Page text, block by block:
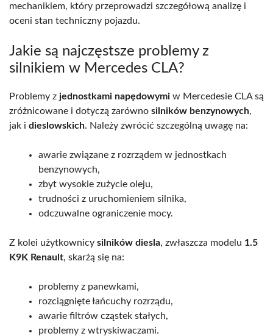
mechanikiem, który przeprowadzi szczegółową analizę i
oceni stan techniczny pojazdu.
Jakie są najczęstsze problemy z
silnikiem w Mercedes CLA?
Problemy z jednostkami napędowymi w Mercedesie CLA są
zróżnicowane i dotyczą zarówno silników benzynowych,
jak i dieslowskich. Należy zwrócić szczególną uwagę na:
awarie związane z rozrządem w jednostkach
benzynowych,
zbyt wysokie zużycie oleju,
trudności z uruchomieniem silnika,
odczuwalne ograniczenie mocy.
Z kolei użytkownicy silników diesla, zwłaszcza modelu 1.5
K9K Renault, skarżą się na:
problemy z panewkami,
rozciągnięte łańcuchy rozrządu,
awarie filtrów cząstek stałych,
problemy z wtryskiwaczami.